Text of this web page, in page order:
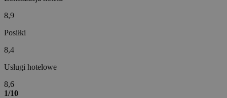
8,9
Posiłki
8,4
Usługi hotelowe
8,6
1/10